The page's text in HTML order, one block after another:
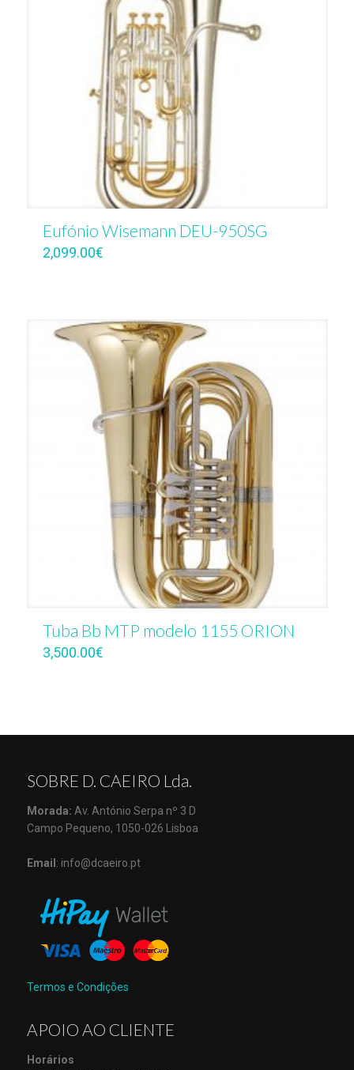
Eufónio Wisemann DEU-950SG
2,099.00€
Tuba Bb MTP modelo 1155 ORION
3,500.00€
SOBRE D. CAEIRO Lda.
Morada: Av. António Serpa nº 3 D
Campo Pequeno, 1050-026 Lisboa
Email : info@dcaeiro.pt
Termos e Condições
APOIO AO CLIENTE
Horários